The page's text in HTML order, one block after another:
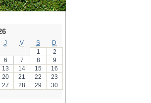
J V S
D
1
2
6 7 8
9
13 14 15
16
20 21 22
23
27 28 29
30